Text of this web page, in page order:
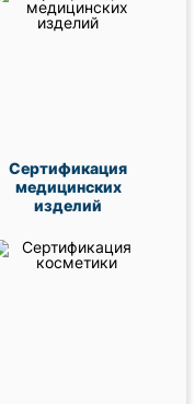
Сертификация
медицинских
изделий